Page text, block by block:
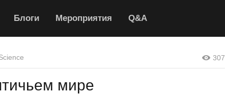
Блоги Мероприятия Q&A
307
мире